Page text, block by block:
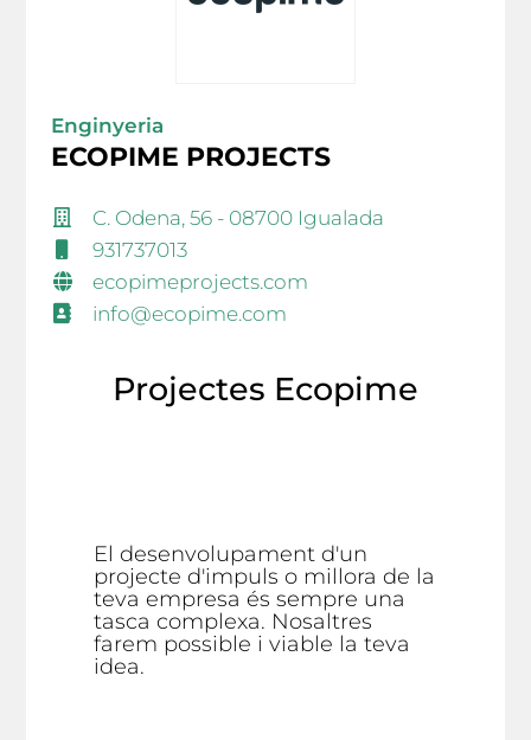
Enginyeria
ECOPIME PROJECTS
C. Odena, 56 - 08700 Igualada
931737013
ecopimeprojects.com
info@ecopime.com
Projectes Ecopime
El desenvolupament d'un
projecte d'impuls o millora de la
teva empresa és sempre una
tasca complexa. Nosaltres
farem possible i viable la teva
idea.